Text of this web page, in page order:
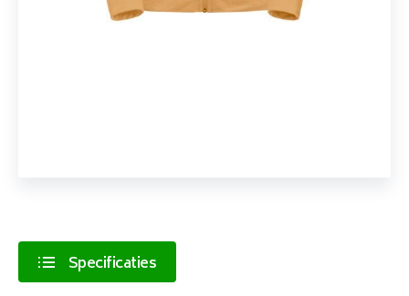
Specificaties